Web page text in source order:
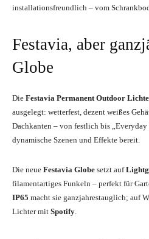
installationsfreundlich – vom
Festavia, aber
Globe
Die Festavia Permanent Outdoor
ausgelegt: wetterfest, dezent weißes
Dachkanten – von festlich bis „Everyday
dynamische Szenen und Effekte bereit.
Die neue Festavia Globe setzt auf
filamentartiges Funkeln – perfekt für
IP65 macht sie ganzjahrestauglich; auf
Lichter mit Spotify.